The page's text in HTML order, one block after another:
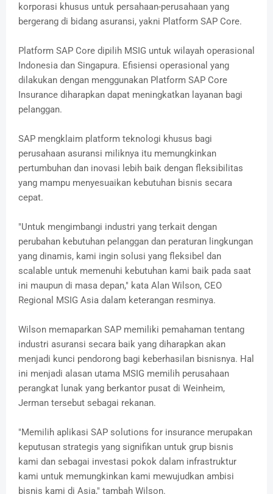
korporasi khusus untuk persahaan-perusahaan yang
bergerang di bidang asuransi, yakni Platform SAP Core.
Platform SAP Core dipilih MSIG untuk wilayah operasional
Indonesia dan Singapura. Efisiensi operasional yang
dilakukan dengan menggunakan Platform SAP Core
Insurance diharapkan dapat meningkatkan layanan bagi
pelanggan.
SAP mengklaim platform teknologi khusus bagi
perusahaan asuransi miliknya itu memungkinkan
pertumbuhan dan inovasi lebih baik dengan fleksibilitas
yang mampu menyesuaikan kebutuhan bisnis secara
cepat.
"Untuk mengimbangi industri yang terkait dengan
perubahan kebutuhan pelanggan dan peraturan lingkungan
yang dinamis, kami ingin solusi yang fleksibel dan
scalable untuk memenuhi kebutuhan kami baik pada saat
ini maupun di masa depan," kata Alan Wilson, CEO
Regional MSIG Asia dalam keterangan resminya.
Wilson memaparkan SAP memiliki pemahaman tentang
industri asuransi secara baik yang diharapkan akan
menjadi kunci pendorong bagi keberhasilan bisnisnya. Hal
ini menjadi alasan utama MSIG memilih perusahaan
perangkat lunak yang berkantor pusat di Weinheim,
Jerman tersebut sebagai rekanan.
"Memilih aplikasi SAP solutions for insurance merupakan
keputusan strategis yang signifikan untuk grup bisnis
kami dan sebagai investasi pokok dalam infrastruktur
kami untuk memungkinkan kami mewujudkan ambisi
bisnis kami di Asia," tambah Wilson.